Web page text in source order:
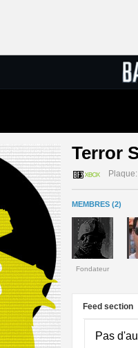
Terror
Plaque:
MEMBRES (2)
Fondateur
Feed section
Pas